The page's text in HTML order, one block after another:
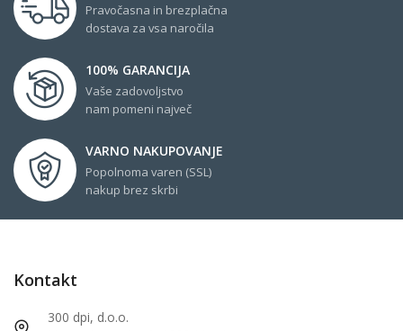
Pravočasna in brezplačna
dostava za vsa naročila
100% GARANCIJA
Vaše zadovoljstvo
nam pomeni največ
VARNO NAKUPOVANJE
Popolnoma varen (SSL)
nakup brez skrbi
Kontakt
300 dpi, d.o.o.